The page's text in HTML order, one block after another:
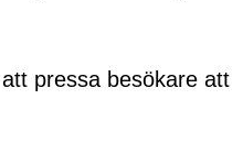
pressa besökare att